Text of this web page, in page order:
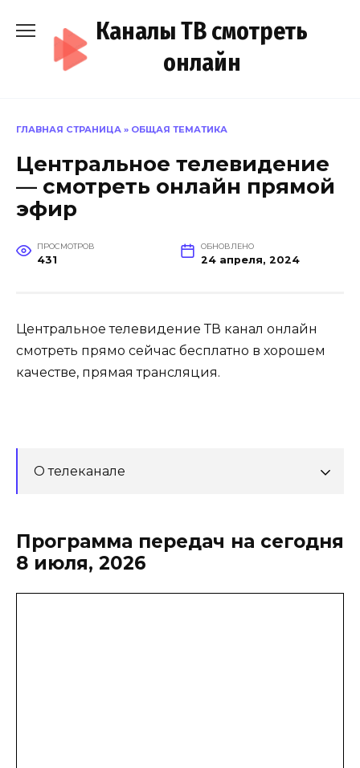
содержанию
Каналы ТВ смотреть
онлайн
ГЛАВНАЯ СТРАНИЦА » ОБЩАЯ ТЕМАТИКА
Центральное телевидение
— смотреть онлайн прямой
эфир
ПРОСМОТРОВ
431
ОБНОВЛЕНО
24 апреля, 2024
Центральное телевидение ТВ канал онлайн
смотреть прямо сейчас бесплатно в хорошем
качестве, прямая трансляция.
О телеканале
Программа передач на сегодня
8 июля, 2026